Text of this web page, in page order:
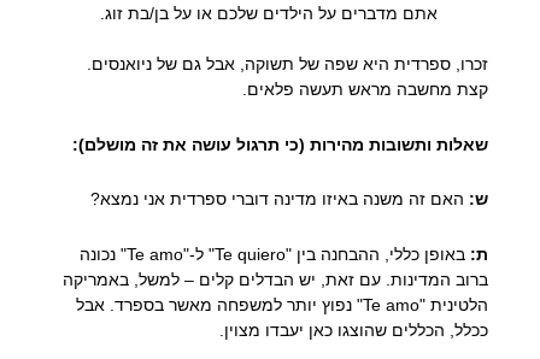
אתם מדברים על הילדים שלכם או על בן/בת זוג.
זכרו, ספרדית היא שפה של תשוקה, אבל גם של ניואנסים.
קצת מחשבה מראש תעשה פלאים.
שאלות ותשובות מהירות (כי תרגול עושה את זה מושלם):
ש: האם זה משנה באיזו מדינה דוברי ספרדית אני נמצא?
ת:
באופן כללי, ההבחנה בין "Te quiero" ל-"Te amo" נכונה
ברוב המדינות. עם זאת, יש הבדלים קלים – למשל, באמריקה
הלטינית "Te amo" נפוץ יותר למשפחה מאשר בספרד. אבל
ככלל, הכללים שהוצגו כאן יעבדו מצוין.